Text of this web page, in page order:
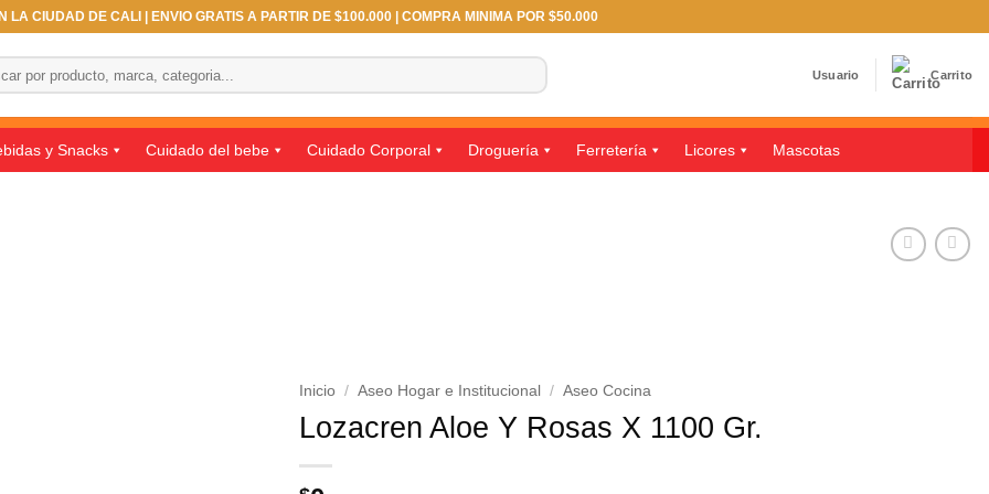
LA CIUDAD DE CALI | ENVIO GRATIS A PARTIR DE $100.000 | COMPRA MINIMA POR $50.000
Usuario Carrito
y Snacks Cuidado del bebe Cuidado Corporal Droguería Ferretería Licores Mascotas
Inicio / Aseo Hogar e Institucional / Aseo Cocina
Lozacren Aloe Y Rosas X 1100 Gr.